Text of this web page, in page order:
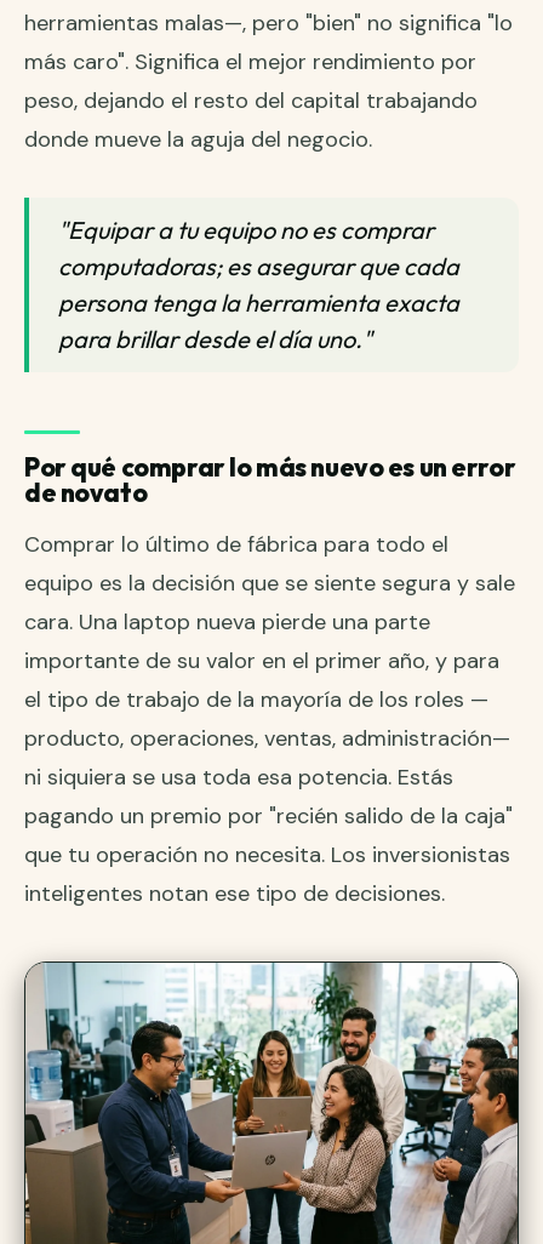
herramientas malas—, pero "bien" no significa "lo
más caro". Significa el mejor rendimiento por
peso, dejando el resto del capital trabajando
donde mueve la aguja del negocio.
"Equipar a tu equipo no es comprar
computadoras; es asegurar que cada
persona tenga la herramienta exacta
para brillar desde el día uno."
Por qué comprar lo más nuevo es un error
de novato
Comprar lo último de fábrica para todo el
equipo es la decisión que se siente segura y sale
cara. Una laptop nueva pierde una parte
importante de su valor en el primer año, y para
el tipo de trabajo de la mayoría de los roles —
producto, operaciones, ventas, administración—
ni siquiera se usa toda esa potencia. Estás
pagando un premio por "recién salido de la caja"
que tu operación no necesita. Los inversionistas
inteligentes notan ese tipo de decisiones.